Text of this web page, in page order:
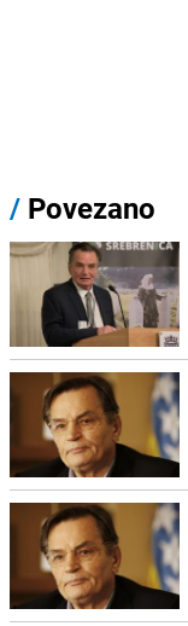
/ Povezano